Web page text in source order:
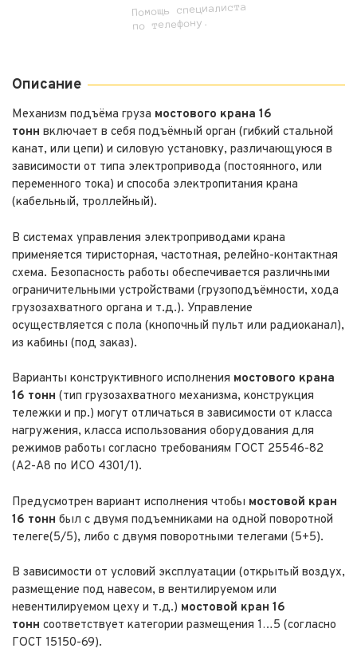
Помощь специалиста
по телефону.
Описание
Механизм подъёма груза мостового крана 16
тонн включает в себя подъёмный орган (гибкий стальной
канат, или цепи) и силовую установку, различающуюся в
зависимости от типа электропривода (постоянного, или
переменного тока) и способа электропитания крана
(кабельный, троллейный).
В системах управления электроприводами крана
применяется тиристорная, частотная, релейно-контактная
схема. Безопасность работы обеспечивается различными
ограничительными устройствами (грузоподъёмности, хода
грузозахватного органа и т.д.). Управление
осуществляется с пола (кнопочный пульт или радиоканал),
из кабины (под заказ).
Варианты конструктивного исполнения мостового крана
16 тонн (тип грузозахватного механизма, конструкция
тележки и пр.) могут отличаться в зависимости от класса
нагружения, класса использования оборудования для
режимов работы согласно требованиям ГОСТ 25546-82
(А2-А8 по ИСО 4301/1).
Предусмотрен вариант исполнения чтобы мостовой кран
16 тонн был с двумя подъемниками на одной поворотной
телеге(5/5), либо с двумя поворотными телегами (5+5).
В зависимости от условий эксплуатации (открытый воздух,
размещение под навесом, в вентилируемом или
невентилируемом цеху и т.д.) мостовой кран 16
тонн соответствует категории размещения 1…5 (согласно
ГОСТ 15150-69).